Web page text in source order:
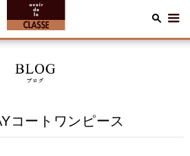
コートワンピース